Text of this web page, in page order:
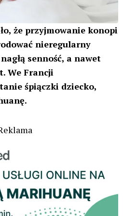
że przyjmowanie konopi
nieregularny
senność, a nawet
We Francji
śpiączki dziecko,